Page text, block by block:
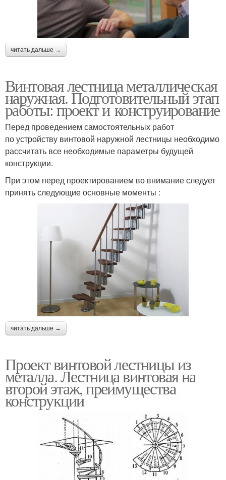
читать дальше →
Винтовая лестница металлическая
наружная. Подготовительный этап
работы: проект и конструирование
Перед проведением самостоятельных работ
по устройству винтовой наружной лестницы необходимо
рассчитать все необходимые параметры будущей
конструкции.
При этом перед проектированием во внимание следует
принять следующие основные моменты :
читать дальше →
Проект винтовой лестницы из
металла. Лестница винтовая на
второй этаж, преимущества
конструкции